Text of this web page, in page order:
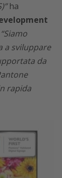
ha
“Siamo
a sviluppare
da
rapida